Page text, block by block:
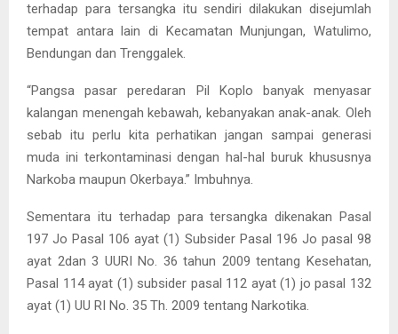
terhadap para tersangka itu sendiri dilakukan disejumlah
tempat antara lain di Kecamatan Munjungan, Watulimo,
Bendungan dan Trenggalek.
“Pangsa pasar peredaran Pil Koplo banyak menyasar
kalangan menengah kebawah, kebanyakan anak-anak. Oleh
sebab itu perlu kita perhatikan jangan sampai generasi
muda ini terkontaminasi dengan hal-hal buruk khususnya
Narkoba maupun Okerbaya.” Imbuhnya.
Sementara itu terhadap para tersangka dikenakan Pasal
197 Jo Pasal 106 ayat (1) Subsider Pasal 196 Jo pasal 98
ayat 2dan 3 UURI No. 36 tahun 2009 tentang Kesehatan,
Pasal 114 ayat (1) subsider pasal 112 ayat (1) jo pasal 132
ayat (1) UU RI No. 35 Th. 2009 tentang Narkotika.